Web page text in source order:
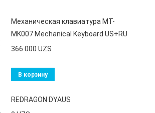
Механическая клавиатура MT-
MK007 Mechanical Keyboard US+RU
366 000 UZS
В корзину
REDRAGON DYAUS